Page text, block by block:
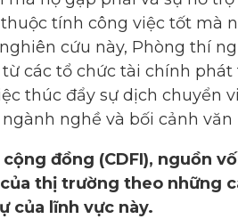
tính công việc tốt mà
cứu này, Phòng thí
các tổ chức tài chính phát
thúc đẩy sự dịch chuyển
nghề và bối cảnh văn
đồng (CDFI), nguồn
thị trường theo những
của lĩnh vực này.